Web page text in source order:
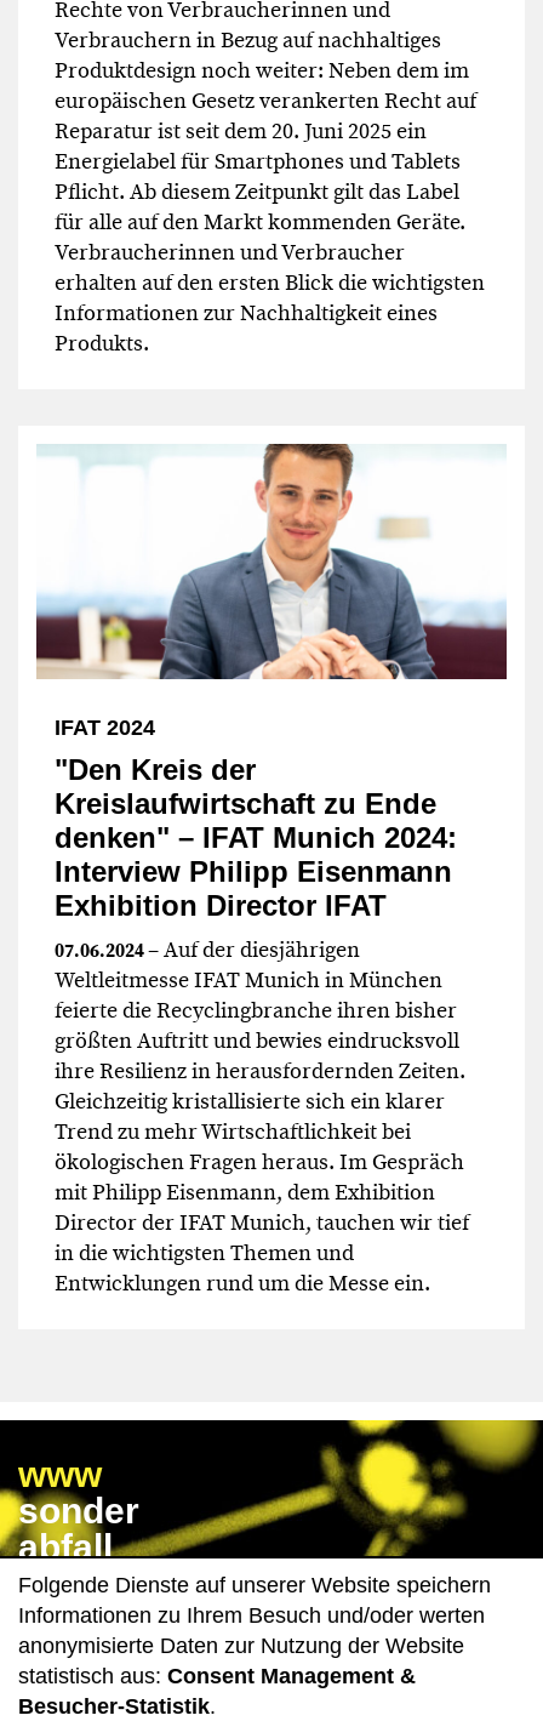
Rechte von Verbraucherinnen und
Verbrauchern in Bezug auf nachhaltiges
Produktdesign noch weiter: Neben dem im
europäischen Gesetz verankerten Recht auf
Reparatur ist seit dem 20. Juni 2025 ein
Energielabel für Smartphones und Tablets
Pflicht. Ab diesem Zeitpunkt gilt das Label
für alle auf den Markt kommenden Geräte.
Verbraucherinnen und Verbraucher
erhalten auf den ersten Blick die wichtigsten
Informationen zur Nachhaltigkeit eines
Produkts.
IFAT 2024
"Den Kreis der
Kreislaufwirtschaft zu Ende
denken" – IFAT Munich 2024:
Interview Philipp Eisenmann
Exhibition Director IFAT
07.06.2024– Auf der diesjährigen
Weltleitmesse IFAT Munich in München
feierte die Recyclingbranche ihren bisher
größten Auftritt und bewies eindrucksvoll
ihre Resilienz in herausfordernden Zeiten.
Gleichzeitig kristallisierte sich ein klarer
Trend zu mehr Wirtschaftlichkeit bei
ökologischen Fragen heraus. Im Gespräch
mit Philipp Eisenmann, dem Exhibition
Director der IFAT Munich, tauchen wir tief
in die wichtigsten Themen und
Entwicklungen rund um die Messe ein.
www
sonder
abfall
wissen
de
Folgende Dienste auf unserer Website speichern
Informationen zu Ihrem Besuch und/oder werten
anonymisierte Daten zur Nutzung der Website
statistisch aus: Consent Management &
Besucher-Statistik.